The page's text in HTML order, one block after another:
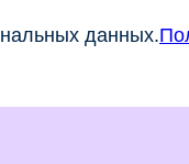
данных.